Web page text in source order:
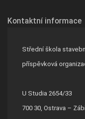
Kontaktní informace
Střední škola
příspěvková
U Studia 2654/33
700 30, Ostrava –